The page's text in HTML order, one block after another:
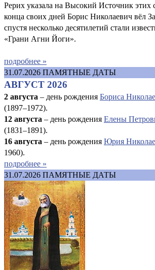
Рерих указала на Высокий Источник
конца своих дней Борис Николаевич вёл
спустя несколько десятилетий стали
«Грани Агни Йоги».
подробнее »
31.07.2026 ПАМЯТНЫЕ ДАТЫ
АВГУСТ 2026
2 августа – день рождения Бориса
(1897–1972).
12 августа – день рождения Елены
(1831–1891).
16 августа – день рождения Юрия
1960).
подробнее »
31.07.2026 ПАМЯТНЫЕ ДАТЫ